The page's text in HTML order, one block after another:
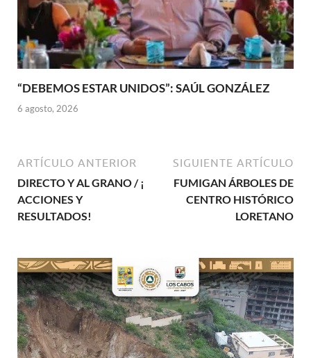
“DEBEMOS ESTAR UNIDOS”: SAÚL GONZÁLEZ
6 agosto, 2026
ARTÍCULO ANTERIOR
DIRECTO Y AL GRANO / ¡
ACCIONES Y
RESULTADOS!
SIGUIENTE ARTÍCULO
FUMIGAN ÁRBOLES DE
CENTRO HISTÓRICO
LORETANO